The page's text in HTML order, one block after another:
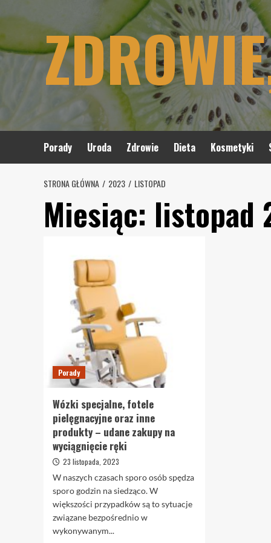
content
Porady Uroda Zdrowie Dieta Kosmetyki
STRONA GŁÓWNA 2023 LISTOPAD
Miesiąc: listopad
Porady
Wózki specjalne, fotele
pielęgnacyjne oraz inne
produkty – udane zakupy na
wyciągnięcie ręki
23 listopada, 2023
W naszych czasach sporo osób spędza
sporo godzin na siedząco. W
większości przypadków są to sytuacje
związane bezpośrednio w
wykonywanym...